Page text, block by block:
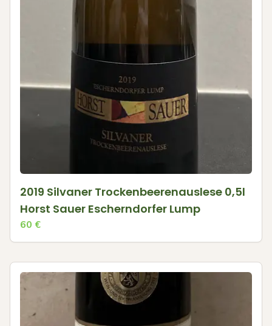
2019 Silvaner Trockenbeerenauslese 0,5l
Horst Sauer Escherndorfer Lump
60 €